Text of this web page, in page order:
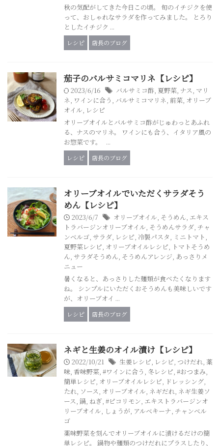
秋の気配がしてきた今日この頃。 旬のイチジクを使
って、おしゃれなサラダを作ってみました。 とろり
としたイチジク ...
レシピ 店長のブログ
茄子のバルサミコマリネ【レシピ】
2023/6/16 バルサミコ酢, 夏野菜, ナス, マリ
ネ, ワインに合う , バルサミコマリネ, 前菜, オリーブ
オイル, レシピ
オリーブオイルとバルサミコ酢がじゅわっとあふれ
る、ナスのマリネ。 ワインにも合う、イタリア風の
お惣菜です。 ...
レシピ 店長のブログ
オリーブオイルでいただくサラダそう
めん【レシピ】
2023/6/7 オリーブオイル, そうめん, エキス
トラバージンオリーブオイル, そうめんサラダ, チャ
ンベルゴ, サラダ, レシピ, 冷製パスタ, ミニトマト,
夏野菜レシピ, オリーブオイルレシピ, トマトそうめ
ん, サラダそうめん, そうめんアレンジ, あっさりメ
ニュー
暑くなると、あっさりした麺類が食べたくなります
ね。 シンプルにいただくおそうめんも美味しいです
が、オリーブオイ ...
レシピ 店長のブログ
ネギと生姜のオイル漬け【レシピ】
2022/10/21 生姜レシピ, レシピ, つけだれ, 薬
味, 香味野菜, #ワインに合う , 冬レシピ, #おつまみ,
簡単レシピ, オリーブオイルレシピ, ドレッシング,
たれ, ソース, オリーブオイル, ネギだれ, ネギ生姜ソ
ース, 鍋, ねぎ, #ピコリモン, エキストラバージンオ
リーブオイル, しょうが, アルベキーナ, チャンベル
ゴ
薬味野菜を刻んでオリーブオイルに漬けるだけの簡
単レシピ。 鍋物や麺類のつけだれにプラスしたり、